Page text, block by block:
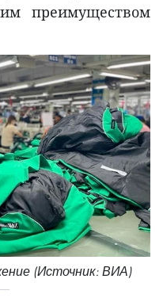
преимуществом
(Источник: ВИА)